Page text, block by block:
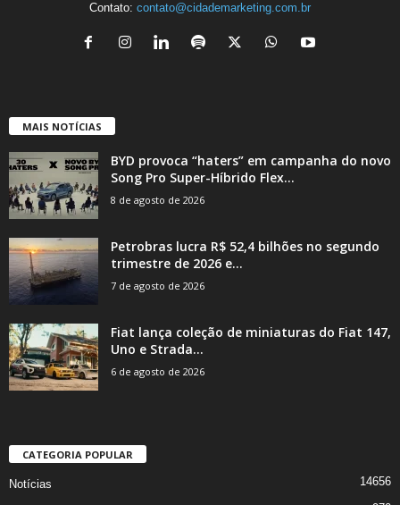
Contato: contato@cidademarketing.com.br
MAIS NOTÍCIAS
BYD provoca “haters” em campanha do novo
Song Pro Super-Híbrido Flex...
8 de agosto de 2026
Petrobras lucra R$ 52,4 bilhões no segundo
trimestre de 2026 e...
7 de agosto de 2026
Fiat lança coleção de miniaturas do Fiat 147,
Uno e Strada...
6 de agosto de 2026
CATEGORIA POPULAR
Notícias 14656